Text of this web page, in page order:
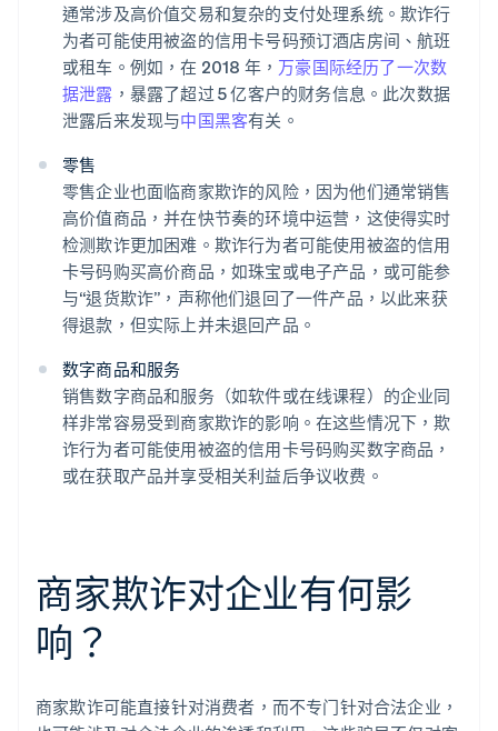
通常涉及高价值交易和复杂的支付处理系统。欺诈行
为者可能使用被盗的信用卡号码预订酒店房间、航班
或租车。例如，在 2018 年， 万豪国际经历了一次数
据泄露 ，暴露了超过 5 亿客户的财务信息。此次数据
泄露后来发现与中国黑客有关。
零售
零售企业也面临商家欺诈的风险，因为他们通常销售
高价值商品，并在快节奏的环境中运营，这使得实时
检测欺诈更加困难。欺诈行为者可能使用被盗的信用
卡号码购买高价商品，如珠宝或电子产品，或可能参
与“退货欺诈”，声称他们退回了一件产品，以此来获
得退款，但实际上并未退回产品。
数字商品和服务
销售数字商品和服务（如软件或在线课程）的企业同
样非常容易受到商家欺诈的影响。在这些情况下，欺
诈行为者可能使用被盗的信用卡号码购买数字商品，
或在获取产品并享受相关利益后争议收费。
商家欺诈对企业有何影
响？
商家欺诈可能直接针对消费者，而不专门针对合法企业，